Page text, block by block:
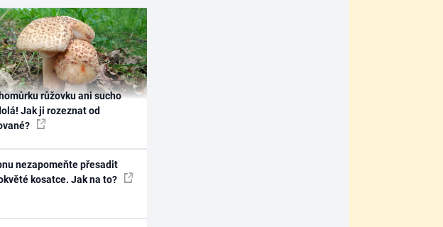
růžovku ani sucho
Jak ji rozeznat od
nezapomeňte přesadit
kosatce. Jak na to?